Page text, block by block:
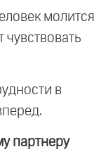
молится
чувствовать
в
партнеру